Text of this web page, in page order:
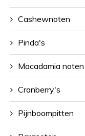
Cashewnoten
Pinda's
Macadamia noten
Cranberry's
Pijnboompitten